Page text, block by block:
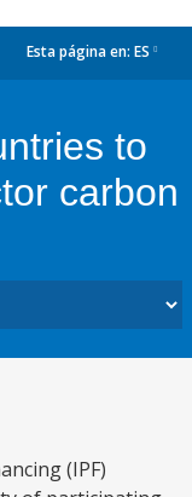
Esta página en: ES
to
carbon
(IPF)